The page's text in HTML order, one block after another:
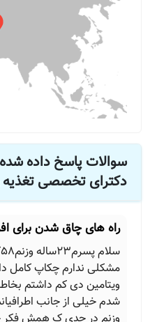
سوالات پاسخ داده
دکترای تخصصی تغذیه
راه های چاق شدن برای
مشکلی ندارم چکاپ کامل
ویتامین دی کم داشتم
شدم خیلی از جانب